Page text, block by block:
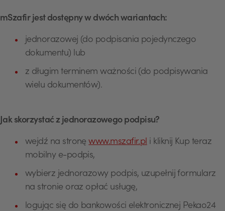
mSzafir jest dostępny w dwóch wariantach:
jednorazowej (do podpisania pojedynczego
dokumentu) lub
z długim terminem ważności (do podpisywania
wielu dokumentów).
Jak skorzystać z jednorazowego podpisu?
wejdź na stronęwww.mszafir.pl i kliknij Kup teraz
mobilny e-podpis,
wybierz jednorazowy podpis, uzupełnij formularz
na stronie oraz opłać usługę,
logując się do bankowości elektronicznej Pekao24